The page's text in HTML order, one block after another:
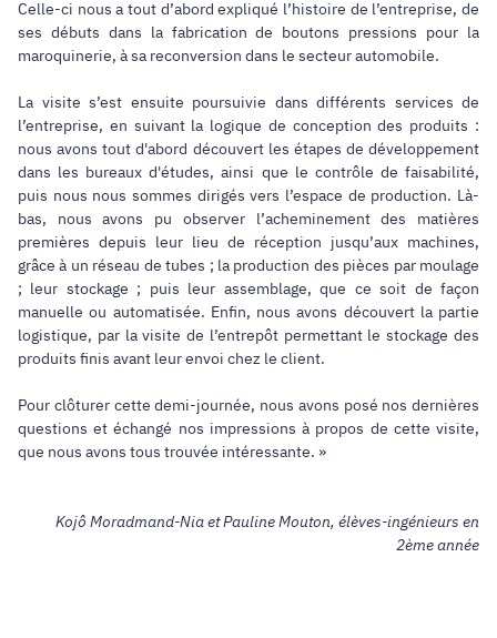
Celle-ci nous a tout d’abord expliqué l’histoire de l’entreprise, de
ses débuts dans la fabrication de boutons pressions pour la
maroquinerie, à sa reconversion dans le secteur automobile.
La visite s’est ensuite poursuivie dans différents services de
l’entreprise, en suivant la logique de conception des produits :
nous avons tout d'abord découvert les étapes de développement
dans les bureaux d'études, ainsi que le contrôle de faisabilité,
puis nous nous sommes dirigés vers l’espace de production. Là-
bas, nous avons pu observer l’acheminement des matières
premières depuis leur lieu de réception jusqu’aux machines,
grâce à un réseau de tubes ; la production des pièces par moulage
; leur stockage ; puis leur assemblage, que ce soit de façon
manuelle ou automatisée. Enfin, nous avons découvert la partie
logistique, par la visite de l’entrepôt permettant le stockage des
produits finis avant leur envoi chez le client.
Pour clôturer cette demi-journée, nous avons posé nos dernières
questions et échangé nos impressions à propos de cette visite,
que nous avons tous trouvée intéressante. »
Kojô Moradmand-Nia et Pauline Mouton, élèves-ingénieurs en
2ème année